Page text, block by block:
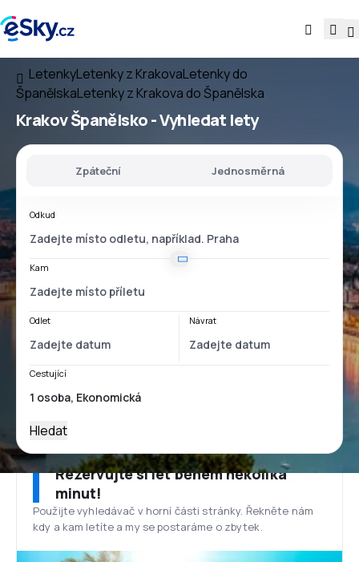
LetenkyLetenky z KrakovaLetenky do
ŠpanělskaLetenky z Krakova do Španělska
Krakov Španělsko- Vyhledat lety
Zpáteční Jednosměrná
Odkud
Kam
Odlet Návrat
Cestující
Hledat
Rezervujte si let během několika
minut!
Použijte vyhledávač v horní části stránky. Řekněte nám
kdy a kam letíte a my se postaráme o zbytek.